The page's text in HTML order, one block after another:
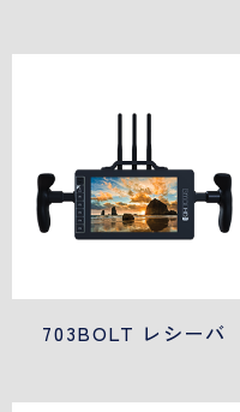
703BOLT レシーバ